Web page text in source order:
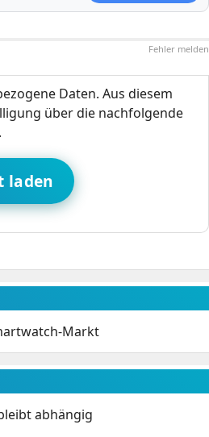
Fehler melden
Daten. Aus diesem
über die nachfolgende
.
laden
Markt
abhängig